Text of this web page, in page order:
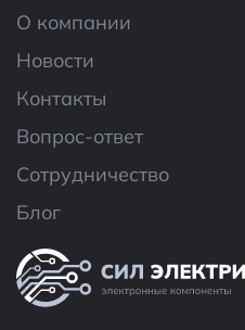
О компании
Новости
Контакты
Вопрос-ответ
Сотрудничество
Блог